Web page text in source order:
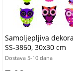
Samoljepljiva
SS-3860, 30x30 cm
Dostava 5-10 dana